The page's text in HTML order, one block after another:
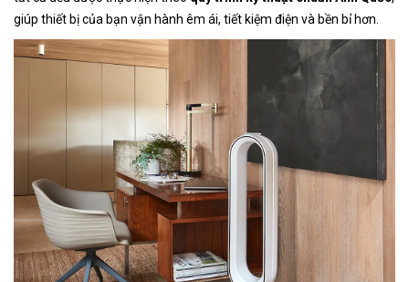
giúp thiết bị của bạn vận hành êm ái, tiết kiệm điện và bền bỉ hơn.